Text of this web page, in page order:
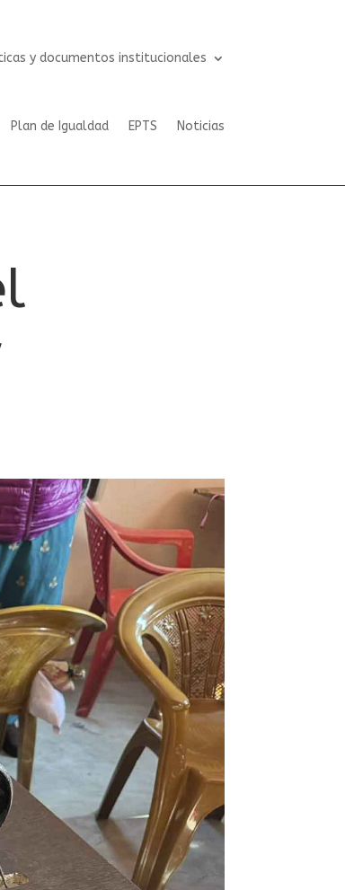
y documentos institucionales
Plan de Igualdad EPTS Noticias